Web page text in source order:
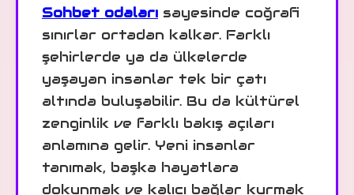
Sohbet odaları sayesinde coğrafi
sınırlar ortadan kalkar. Farklı
şehirlerde ya da ülkelerde
yaşayan insanlar tek bir çatı
altında buluşabilir. Bu da kültürel
zenginlik ve farklı bakış açıları
anlamına gelir. Yeni insanlar
tanımak, başka hayatlara
dokunmak ve kalıcı bağlar kurmak